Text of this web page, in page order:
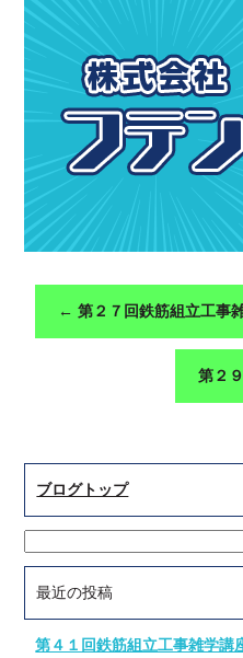
← 第２７回鉄筋組立工事
第２
ブログトップ
最近の投稿
第４１回鉄筋組立工事雑学講